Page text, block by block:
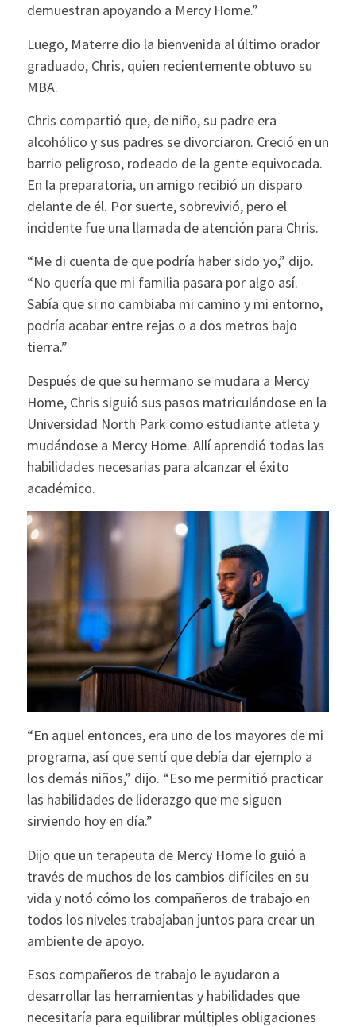
demuestran apoyando a Mercy Home.”
Luego, Materre dio la bienvenida al último orador
graduado, Chris, quien recientemente obtuvo su
MBA.
Chris compartió que, de niño, su padre era
alcohólico y sus padres se divorciaron. Creció en un
barrio peligroso, rodeado de la gente equivocada.
En la preparatoria, un amigo recibió un disparo
delante de él. Por suerte, sobrevivió, pero el
incidente fue una llamada de atención para Chris.
“Me di cuenta de que podría haber sido yo,” dijo.
“No quería que mi familia pasara por algo así.
Sabía que si no cambiaba mi camino y mi entorno,
podría acabar entre rejas o a dos metros bajo
tierra.”
Después de que su hermano se mudara a Mercy
Home, Chris siguió sus pasos matriculándose en la
Universidad North Park como estudiante atleta y
mudándose a Mercy Home. Allí aprendió todas las
habilidades necesarias para alcanzar el éxito
académico.
“En aquel entonces, era uno de los mayores de mi
programa, así que sentí que debía dar ejemplo a
los demás niños,” dijo. “Eso me permitió practicar
las habilidades de liderazgo que me siguen
sirviendo hoy en día.”
Dijo que un terapeuta de Mercy Home lo guió a
través de muchos de los cambios difíciles en su
vida y notó cómo los compañeros de trabajo en
todos los niveles trabajaban juntos para crear un
ambiente de apoyo.
Esos compañeros de trabajo le ayudaron a
desarrollar las herramientas y habilidades que
necesitaría para equilibrar múltiples obligaciones